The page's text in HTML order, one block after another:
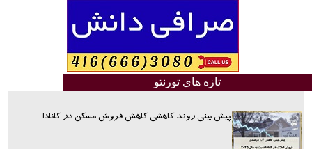
تازه های تورنتو
پیش بینی روند کاهشی کاهش فروش مسکن در کانادا